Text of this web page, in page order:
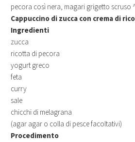
pecora così nera, magari grigetto scruso
Cappuccino di zucca con crema di
Ingredienti
zucca
ricotta di pecora
yogurt greco
feta
curry
sale
chicchi di melagrana
(agar agar o colla di pesce facoltativi)
Procedimento